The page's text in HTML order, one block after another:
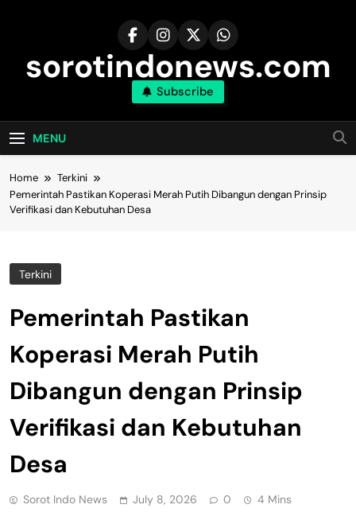
sorotindonews.com
Subscribe
MENU
Home
Terkini
Pemerintah Pastikan Koperasi Merah Putih Dibangun dengan Prinsip
Verifikasi dan Kebutuhan Desa
Terkini
Pemerintah Pastikan
Koperasi Merah Putih
Dibangun dengan Prinsip
Verifikasi dan Kebutuhan
Desa
Sorot Indo News July 8, 2026 0 4 Mins